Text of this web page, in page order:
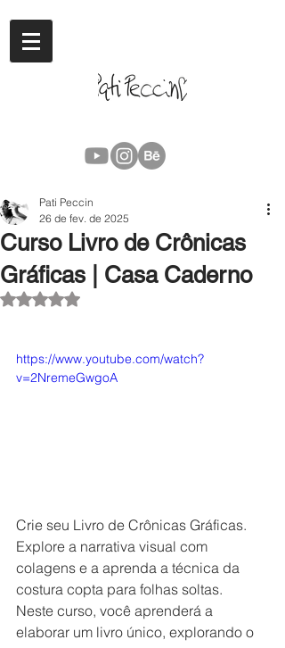
Curso Livro de Crônicas
Gráficas | Casa Caderno
Pati Peccin
26 de fev. de 2025
Avaliado com NaN de 5 estrelas.
https://www.youtube.com/watch?
v=2NremeGwgoA
Crie seu Livro de Crônicas Gráficas.
Explore a narrativa visual com
colagens e a aprenda a técnica da
costura copta para folhas soltas.
Neste curso, você aprenderá a
elaborar um livro único, explorando o